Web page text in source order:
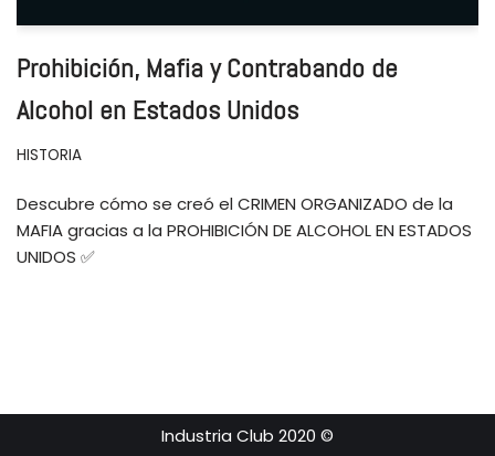
Prohibición, Mafia y Contrabando de
Alcohol en Estados Unidos
HISTORIA
Descubre cómo se creó el CRIMEN ORGANIZADO de la
MAFIA gracias a la PROHIBICIÓN DE ALCOHOL EN ESTADOS
UNIDOS ✅
Industria Club 2020 ©